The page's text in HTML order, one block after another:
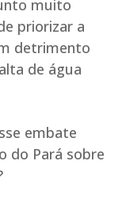
muito
priorizar a
detrimento
de água
embate
do Pará sobre